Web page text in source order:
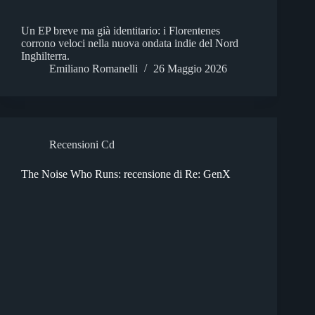
Un EP breve ma già identitario: i Florentenes
corrono veloci nella nuova ondata indie del Nord
Inghilterra.
Emiliano Romanelli
26 Maggio 2026
Recensioni Cd
The Noise Who Runs: recensione di Re: GenX